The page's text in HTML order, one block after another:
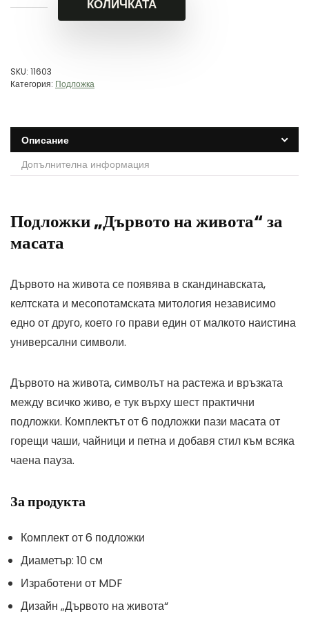
КОЛИЧКАТА
SKU: 11603
Категория: Подложка
Описание
Допълнителна информация
Подложки „Дървото на живота“ за
масата
Дървото на живота се появява в скандинавската,
келтската и месопотамската митология независимо
едно от друго, което го прави един от малкото наистина
универсални символи.
Дървото на живота, символът на растежа и връзката
между всичко живо, е тук върху шест практични
подложки. Комплектът от 6 подложки пази масата от
горещи чаши, чайници и петна и добавя стил към всяка
чаена пауза.
За продукта
Комплект от 6 подложки
Диаметър: 10 см
Изработени от MDF
Дизайн „Дървото на живота“